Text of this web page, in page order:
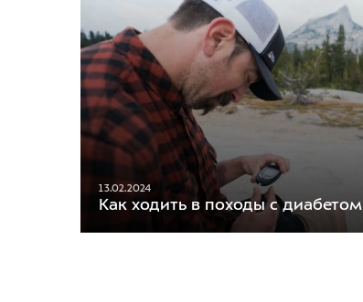
13.02.2024
Как ходить в походы с диабетом